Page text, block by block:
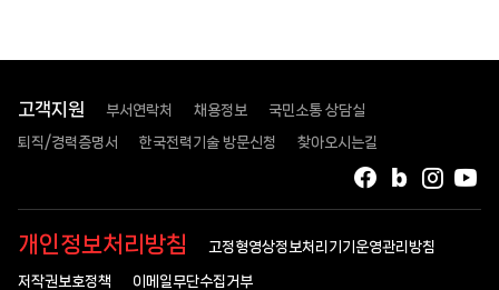
고객지원 부서연락처 채용정보 국민소통 상담실
퇴직/경력증명서 한국전력기술 방문신청 찾아오시는길
인스
블로그
페이스북
개인정보처리방침 고정형영상정보처리기기운영관리방침
저작권보호정책 이메일무단수집거부